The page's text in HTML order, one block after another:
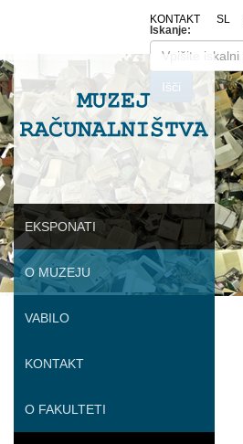
KONTAKT SL
Iskanje:
EKSPONATI
O MUZEJU
VABILO
KONTAKT
O FAKULTETI